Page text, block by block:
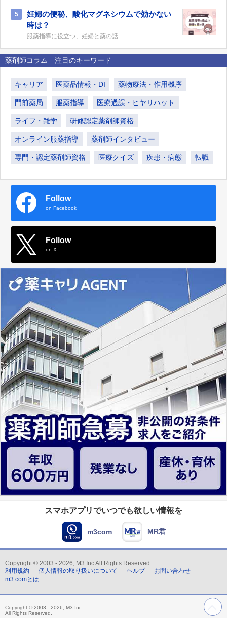
5
妊婦の便秘、酸化マグネシウムで効かない
時は？
服薬指導に役立つ、妊婦と薬の話
薬剤師コラム 注目のキーワード
キャリア 医薬品情報・DI 薬物療法・作用機序
門前薬局 服薬指導 医療過誤・ヒヤリハット
ライフ・雑学 研修認定薬剤師資格
オンライン服薬指導 薬剤師インタビュー
専門・認定薬剤師資格 医療クイズ 疾患・病態 転職
Follow
on Facebook
Follow
on X
スマホアプリでいつでも欲しい情報を
m3com MR君
Copyright © 2003 - 2026, M3 Inc All Rights Reserved.
利用規約
個人情報の取り扱いについて ヘルプ
お問い合わせ
m3.comとは
Copyright © 2003 - 2026, M3 Inc.
All Rights Reserved.